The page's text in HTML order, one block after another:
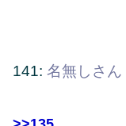
141: 名無しさん